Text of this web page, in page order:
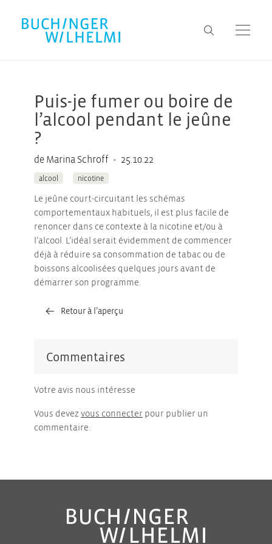
Puis-je fumer ou boire de
l’alcool pendant le jeûne
?
de Marina Schroff • 25.10.22
alcool nicotine
Le jeûne court-circuitant les schémas
comportementaux habituels, il est plus facile de
renoncer dans ce contexte à la nicotine et/ou à
l’alcool. L’idéal serait évidemment de commencer
déjà à réduire sa consommation de tabac ou de
boissons alcoolisées quelques jours avant de
démarrer son programme.
Retour à l’aperçu
Commentaires
Votre avis nous intéresse
Vous devez vous connecter pour publier un
commentaire.